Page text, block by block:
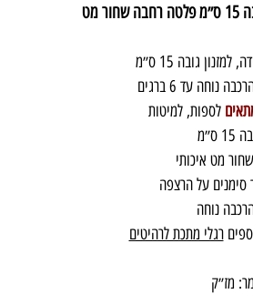
מט
גובה 15 ס״מ
נוחה עד 6 ברגים
לספות, למיטות
ס״מ
מט איכותי
על הרצפה
נוחה
רגלי מתכת לרהיטים
מז״ק